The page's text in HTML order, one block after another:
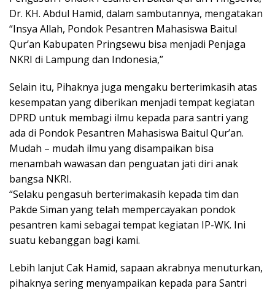
Dr. KH. Abdul Hamid, dalam sambutannya, mengatakan
“Insya Allah, Pondok Pesantren Mahasiswa Baitul
Qur’an Kabupaten Pringsewu bisa menjadi Penjaga
NKRI di Lampung dan Indonesia,”
Selain itu, Pihaknya juga mengaku berterimkasih atas
kesempatan yang diberikan menjadi tempat kegiatan
DPRD untuk membagi ilmu kepada para santri yang
ada di Pondok Pesantren Mahasiswa Baitul Qur’an.
Mudah – mudah ilmu yang disampaikan bisa
menambah wawasan dan penguatan jati diri anak
bangsa NKRI.
“Selaku pengasuh berterimakasih kepada tim dan
Pakde Siman yang telah mempercayakan pondok
pesantren kami sebagai tempat kegiatan IP-WK. Ini
suatu kebanggan bagi kami.
Lebih lanjut Cak Hamid, sapaan akrabnya menuturkan,
pihaknya sering menyampaikan kepada para Santri